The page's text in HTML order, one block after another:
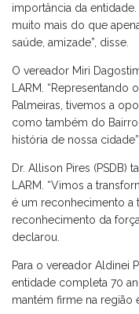
importância da
muito mais do que
saúde, amizade”, disse.
O vereador Miri
LARM. “Representando
Palmeiras, tivemos a
como também do
história de nossa
Dr. Allison Pires (PSDB)
LARM. “Vimos a
é um reconhecimento a
reconhecimento da
declarou.
Para o vereador Aldinei
entidade completa 70
mantém firme na região